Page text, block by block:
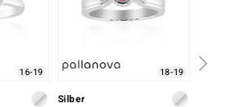
16-19 18-19
Silber